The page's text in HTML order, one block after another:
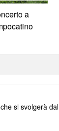
a
si svolgerà dal